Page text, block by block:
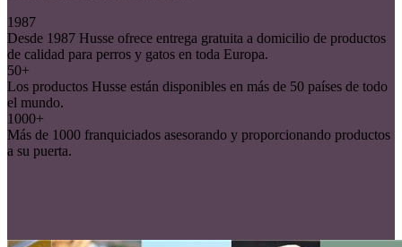
1987
Desde 1987 Husse ofrece entrega gratuita a domicilio de productos
de calidad para perros y gatos en toda Europa.
50+
Los productos Husse están disponibles en más de 50 países de todo
el mundo.
1000+
Más de 1000 franquiciados asesorando y proporcionando productos
a su puerta.